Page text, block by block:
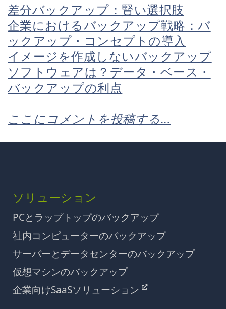
差分バックアップ：賢い選択肢
企業におけるバックアップ戦略：バ
ックアップ・コンセプトの導入
イメージを作成しないバックアップ
ソフトウェアは？データ・ベース・
バックアップの利点
ここにコメントを投稿する...
ソリューション
PCとラップトップのバックアップ
社内コンピューターのバックアップ
サーバーとデータセンターのバックアップ
仮想マシンのバックアップ
企業向けSaaSソリューション